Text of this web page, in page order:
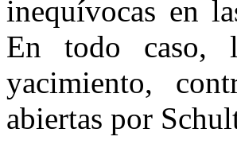
inequívo­cas en
En todo ca­so,
yacimiento,
abiertas por